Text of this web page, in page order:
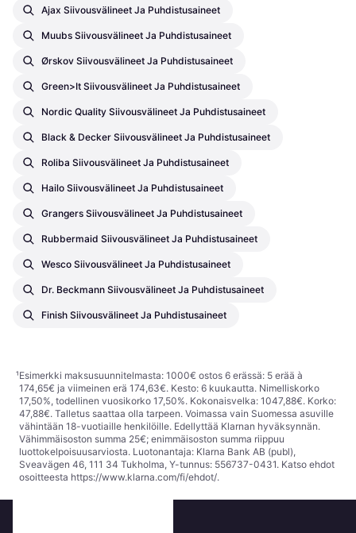
Ajax Siivousvälineet Ja Puhdistusaineet
Muubs Siivousvälineet Ja Puhdistusaineet
Ørskov Siivousvälineet Ja Puhdistusaineet
Green>it Siivousvälineet Ja Puhdistusaineet
Nordic Quality Siivousvälineet Ja Puhdistusaineet
Black & Decker Siivousvälineet Ja Puhdistusaineet
Roliba Siivousvälineet Ja Puhdistusaineet
Hailo Siivousvälineet Ja Puhdistusaineet
Grangers Siivousvälineet Ja Puhdistusaineet
Rubbermaid Siivousvälineet Ja Puhdistusaineet
Wesco Siivousvälineet Ja Puhdistusaineet
Dr. Beckmann Siivousvälineet Ja Puhdistusaineet
Finish Siivousvälineet Ja Puhdistusaineet
¹Esimerkki maksusuunnitelmasta: 1000€ ostos 6 erässä: 5 erää à
174,65€ ja viimeinen erä 174,63€. Kesto: 6 kuukautta. Nimelliskorko
17,50%, todellinen vuosikorko 17,50%. Kokonaisvelka: 1047,88€. Korko:
47,88€. Talletus saattaa olla tarpeen. Voimassa vain Suomessa asuville
vähintään 18-vuotiaille henkilöille. Edellyttää Klarnan hyväksynnän.
Vähimmäisoston summa 25€; enimmäisoston summa riippuu
luottokelpoisuusarviosta. Luotonantaja: Klarna Bank AB (publ),
Sveavägen 46, 111 34 Tukholma, Y-tunnus: 556737-0431. Katso ehdot
osoitteesta https://www.klarna.com/fi/ehdot/.